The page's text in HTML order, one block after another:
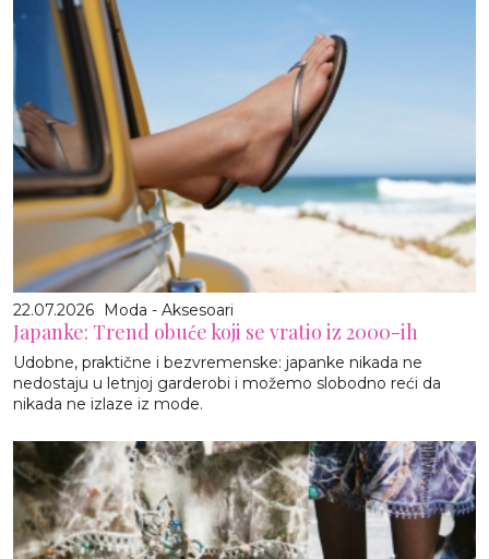
22.07.2026 Moda - Aksesoari
Japanke: Trend obuće koji se vratio iz 2000-ih
Udobne, praktične i bezvremenske: japanke nikada ne
nedostaju u letnjoj garderobi i možemo slobodno reći da
nikada ne izlaze iz mode.